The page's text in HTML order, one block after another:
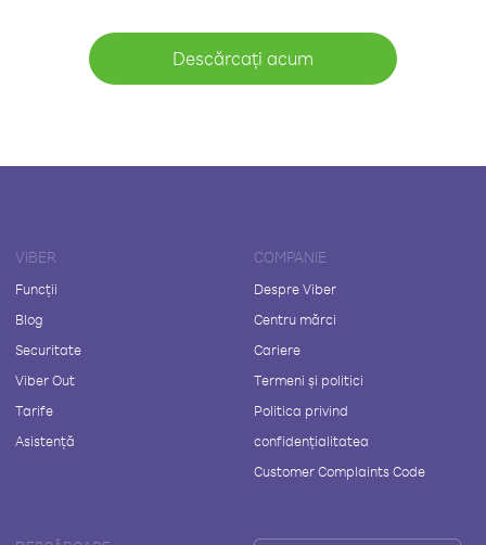
Descărcați acum
VIBER
Funcții
Blog
Securitate
Viber Out
Tarife
Asistență
COMPANIE
Despre Viber
Centru mărci
Cariere
Termeni și politici
Politica privind
confidențialitatea
Customer Complaints Code